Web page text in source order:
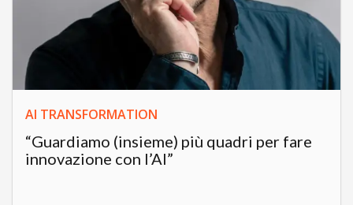
AI TRANSFORMATION
“Guardiamo (insieme) più quadri per fare
innovazione con l’AI”